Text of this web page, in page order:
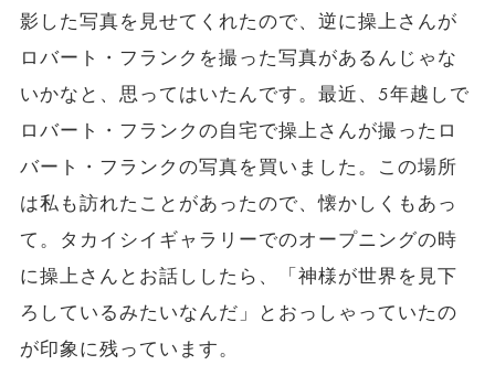
影した写真を見せてくれたので、逆に操上さんが
ロバート・フランクを撮った写真があるんじゃな
いかなと、思ってはいたんです。最近、5年越しで
ロバート・フランクの自宅で操上さんが撮ったロ
バート・フランクの写真を買いました。この場所
は私も訪れたことがあったので、懐かしくもあっ
て。タカイシイギャラリーでのオープニングの時
に操上さんとお話ししたら、「神様が世界を見下
ろしているみたいなんだ」とおっしゃっていたの
が印象に残っています。